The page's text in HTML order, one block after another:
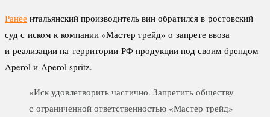
Ранее итальянский производитель вин обратился в ростовский
суд с иском к компании «Мастер трейд» о запрете ввоза
и реализации на территории РФ продукции под своим брендом
Aperol и Aperol spritz.
«Иск удовлетворить частично. Запретить обществу
с ограниченной ответственностью «Мастер трейд»